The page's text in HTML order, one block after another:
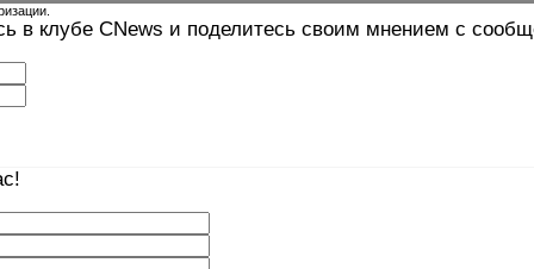
в клубе CNews и поделитесь своим мнением с